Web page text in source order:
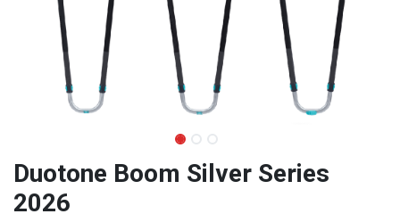
Duotone Boom Silver Series
2026